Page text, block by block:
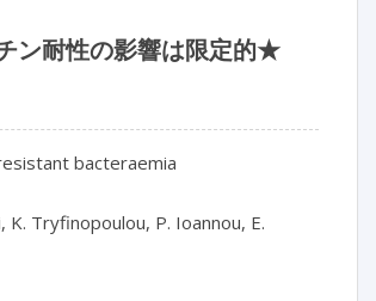
ン耐性の影響は限定的★
bacteraemia
K. Tryfinopoulou, P. Ioannou, E.